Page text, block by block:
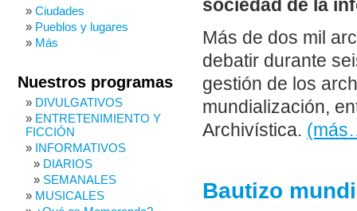
sociedad de la
Más de dos mil
debatir durante
gestión de los
mundialización,
Archivística.
Bautizo
Ciudades
Pueblos y lugares
Más
Nuestros programas
DIVULGATIVOS
ENTRETENIMIENTO Y
FICCIÓN
INFORMATIVOS
DIARIOS
SEMANALES
MUSICALES